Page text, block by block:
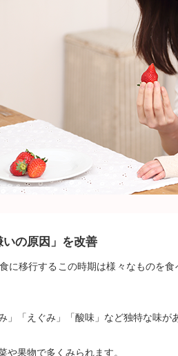
の原因」を改善
に移行するこの時期は様々なものを
」「えぐみ」「酸味」など独特な味が
や果物で多くみられます。